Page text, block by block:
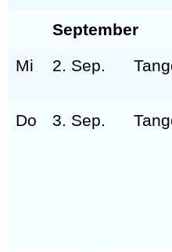
September
Mi
2. Sep.
Do
3. Sep.